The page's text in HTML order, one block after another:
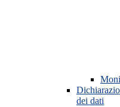
dei dati